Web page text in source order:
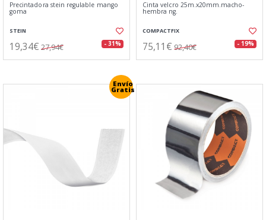
Precintadora stein regulable mango
goma
STEIN
19,34€ 27,94€ - 31%
Cinta velcro 25m.x20mm.macho-
hembra ng.
COMPACTFIX
75,11€ 92,40€ - 19%
Envío
Gratis